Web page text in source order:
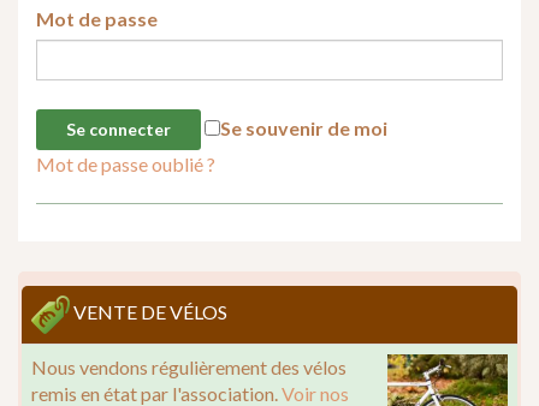
Mot de passe
Se souvenir de moi
Mot de passe oublié ?
VENTE DE VÉLOS
Nous vendons régulièrement des vélos
remis en état par l'association. Voir nos